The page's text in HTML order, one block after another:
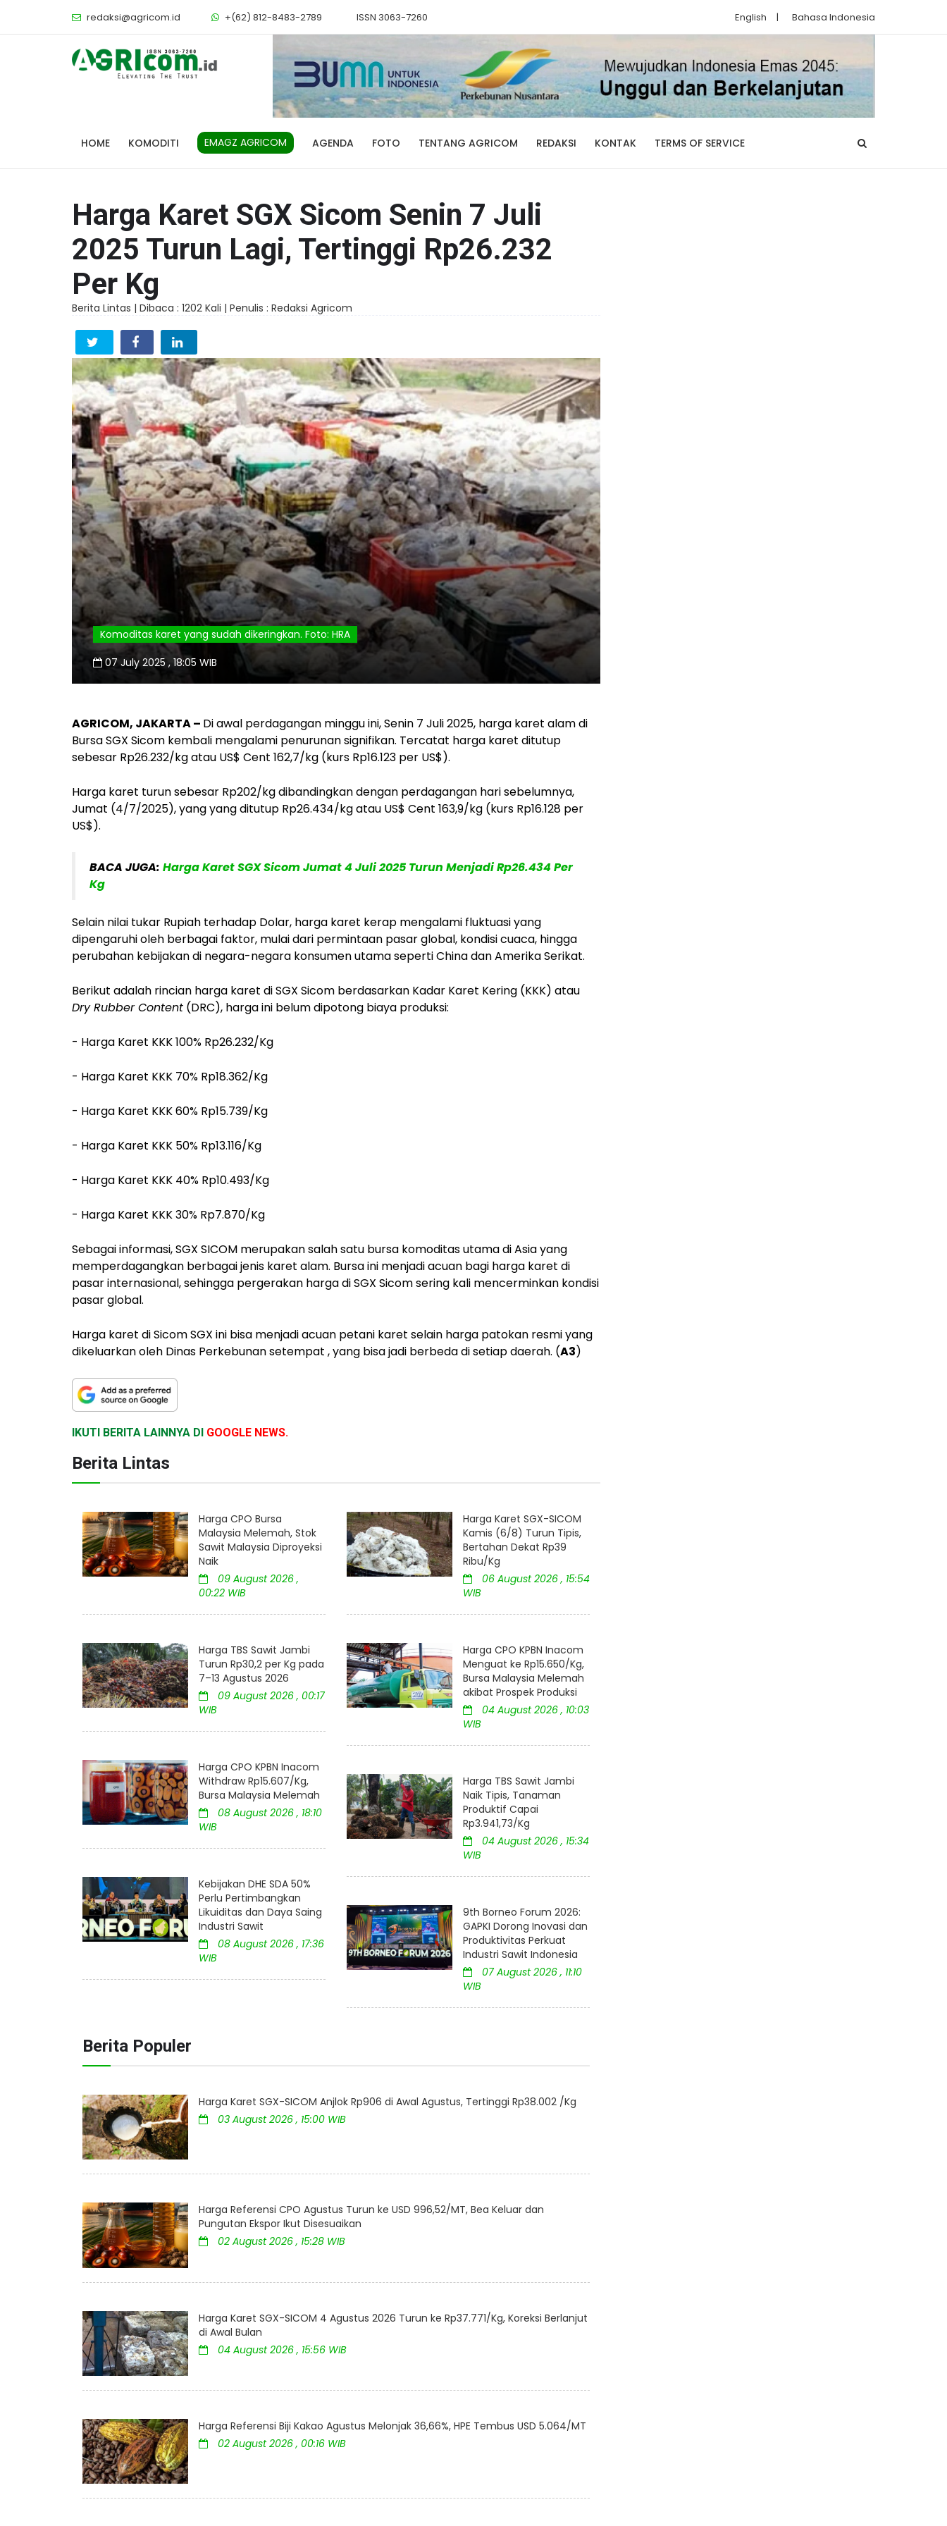
redaksi@agricom.id +(62) 812-8483-2789 ISSN 3063-7260 English | Bahasa Indonesia
HOME KOMODITI EMAGZ AGRICOM AGENDA FOTO TENTANG AGRICOM REDAKSI KONTAK TERMS OF SERVICE
Harga Karet SGX Sicom Senin 7 Juli
2025 Turun Lagi, Tertinggi Rp26.232
Per Kg
Berita Lintas | Dibaca : 1202 Kali | Penulis : Redaksi Agricom
Komoditas karet yang sudah dikeringkan. Foto: HRA
07 July 2025 , 18:05 WIB
AGRICOM, JAKARTA – Di awal perdagangan minggu ini, Senin 7 Juli 2025, harga karet alam di
Bursa SGX Sicom kembali mengalami penurunan signifikan. Tercatat harga karet ditutup
sebesar Rp26.232/kg atau US$ Cent 162,7/kg (kurs Rp16.123 per US$).
Harga karet turun sebesar Rp202/kg dibandingkan dengan perdagangan hari sebelumnya,
Jumat (4/7/2025), yang yang ditutup Rp26.434/kg atau US$ Cent 163,9/kg (kurs Rp16.128 per
US$).
BACA JUGA: Harga Karet SGX Sicom Jumat 4 Juli 2025 Turun Menjadi Rp26.434 Per
Kg
Selain nilai tukar Rupiah terhadap Dolar, harga karet kerap mengalami fluktuasi yang
dipengaruhi oleh berbagai faktor, mulai dari permintaan pasar global, kondisi cuaca, hingga
perubahan kebijakan di negara-negara konsumen utama seperti China dan Amerika Serikat.
Berikut adalah rincian harga karet di SGX Sicom berdasarkan Kadar Karet Kering (KKK) atau
Dry Rubber Content (DRC), harga ini belum dipotong biaya produksi:
- Harga Karet KKK 100% Rp26.232/Kg
- Harga Karet KKK 70% Rp18.362/Kg
- Harga Karet KKK 60% Rp15.739/Kg
- Harga Karet KKK 50% Rp13.116/Kg
- Harga Karet KKK 40% Rp10.493/Kg
- Harga Karet KKK 30% Rp7.870/Kg
Sebagai informasi, SGX SICOM merupakan salah satu bursa komoditas utama di Asia yang
memperdagangkan berbagai jenis karet alam. Bursa ini menjadi acuan bagi harga karet di
pasar internasional, sehingga pergerakan harga di SGX Sicom sering kali mencerminkan kondisi
pasar global.
Harga karet di Sicom SGX ini bisa menjadi acuan petani karet selain harga patokan resmi yang
dikeluarkan oleh Dinas Perkebunan setempat , yang bisa jadi berbeda di setiap daerah. (A3)
IKUTI BERITA LAINNYA DI GOOGLE NEWS.
Berita Lintas
Harga CPO Bursa
Malaysia Melemah, Stok
Sawit Malaysia Diproyeksi
Naik
09 August 2026 ,
00:22 WIB
Harga TBS Sawit Jambi
Turun Rp30,2 per Kg pada
7–13 Agustus 2026
09 August 2026 , 00:17
WIB
Harga CPO KPBN Inacom
Withdraw Rp15.607/Kg,
Bursa Malaysia Melemah
08 August 2026 , 18:10
WIB
Kebijakan DHE SDA 50%
Perlu Pertimbangkan
Likuiditas dan Daya Saing
Industri Sawit
08 August 2026 , 17:36
WIB
Harga Karet SGX-SICOM
Kamis (6/8) Turun Tipis,
Bertahan Dekat Rp39
Ribu/Kg
06 August 2026 , 15:54
WIB
Harga CPO KPBN Inacom
Menguat ke Rp15.650/Kg,
Bursa Malaysia Melemah
akibat Prospek Produksi
04 August 2026 , 10:03
WIB
Harga TBS Sawit Jambi
Naik Tipis, Tanaman
Produktif Capai
Rp3.941,73/Kg
04 August 2026 , 15:34
WIB
9th Borneo Forum 2026:
GAPKI Dorong Inovasi dan
Produktivitas Perkuat
Industri Sawit Indonesia
07 August 2026 , 11:10
WIB
Berita Populer
Harga Karet SGX-SICOM Anjlok Rp906 di Awal Agustus, Tertinggi Rp38.002 /Kg
03 August 2026 , 15:00 WIB
Harga Referensi CPO Agustus Turun ke USD 996,52/MT, Bea Keluar dan
Pungutan Ekspor Ikut Disesuaikan
02 August 2026 , 15:28 WIB
Harga Karet SGX-SICOM 4 Agustus 2026 Turun ke Rp37.771/Kg, Koreksi Berlanjut
di Awal Bulan
04 August 2026 , 15:56 WIB
Harga Referensi Biji Kakao Agustus Melonjak 36,66%, HPE Tembus USD 5.064/MT
02 August 2026 , 00:16 WIB